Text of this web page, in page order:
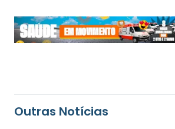
Outras Notícias